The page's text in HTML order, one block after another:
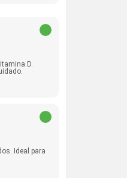
D.
Ideal para